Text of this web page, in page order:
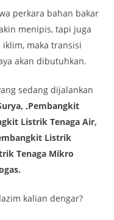
perkara bahan bakar
menipis, tapi juga
iklim, maka transisi
akan dibutuhkan.
sedang dijalankan
,Pembangkit
Listrik Tenaga Air,
Listrik
Tenaga Mikro
kalian dengar?